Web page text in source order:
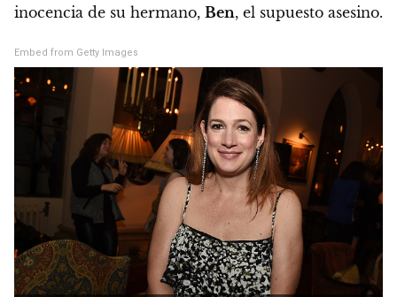
inocencia de su hermano, Ben, el supuesto asesino.
Embed from Getty Images